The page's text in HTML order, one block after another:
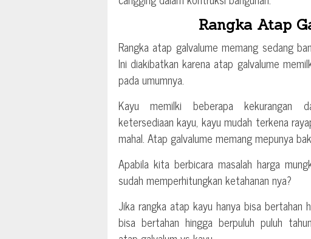
Rangka Atap
Rangka atap galvalume memang sedang
Ini diakibatkan karena atap galvalume
pada umumnya.
Kayu memilki beberapa kekurangan
ketersediaan kayu, kayu mudah terkena
mahal. Atap galvalume memang mepunya
Apabila kita berbicara masalah harga
sudah memperhitungkan ketahanan nya?
Jika rangka atap kayu hanya bisa bertahan
bisa bertahan hingga berpuluh puluh